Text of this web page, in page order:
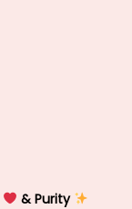
& Purity